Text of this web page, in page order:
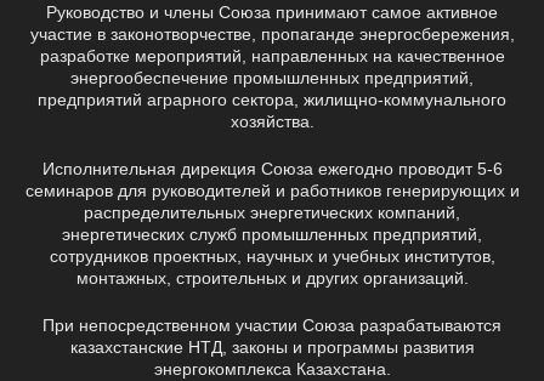
Руководство и члены Союза принимают самое активное
участие в законотворчестве, пропаганде энергосбережения,
разработке мероприятий, направленных на качественное
энергообеспечение промышленных предприятий,
предприятий аграрного сектора, жилищно-коммунального
хозяйства.
Исполнительная дирекция Союза ежегодно проводит 5-6
семинаров для руководителей и работников генерирующих и
распределительных энергетических компаний,
энергетических служб промышленных предприятий,
сотрудников проектных, научных и учебных институтов,
монтажных, строительных и других организаций.
При непосредственном участии Союза разрабатываются
казахстанские НТД, законы и программы развития
энергокомплекса Казахстана.